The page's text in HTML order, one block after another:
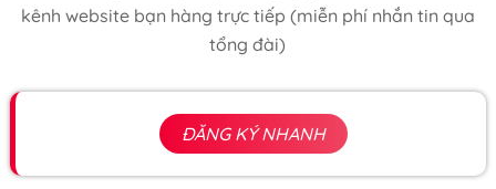
kênh website bạn hàng trực tiếp (miễn phí nhắn tin qua
tổng đài)
ĐĂNG KÝ NHANH